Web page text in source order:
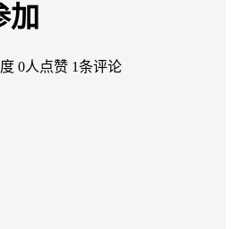
加
0人点赞 1条评论